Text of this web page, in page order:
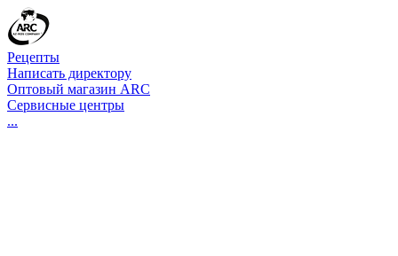
Рецепты
Написать директору
Оптовый магазин ARC
Сервисные центры
...